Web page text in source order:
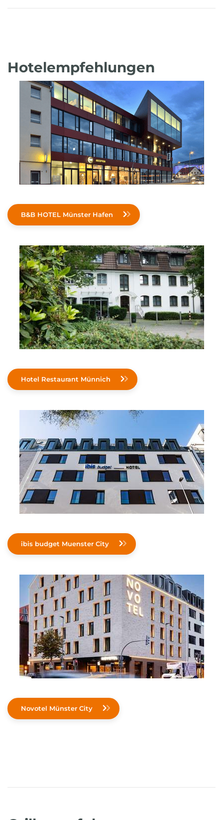
Hotelempfehlungen
B&B HOTEL Münster Hafen
Hotel Restaurant Münnich
ibis budget Muenster City
Novotel Münster City